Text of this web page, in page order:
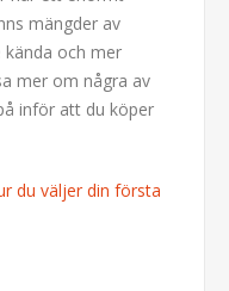
mängder av
och mer
mer om några av
inför att du köper
du väljer din första